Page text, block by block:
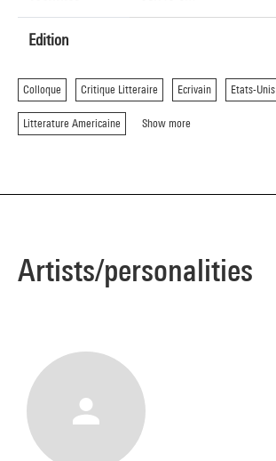
Edition
Colloque Critique Litteraire Ecrivain Etats-Unis
Litterature Americaine Show more
Artists/personalities